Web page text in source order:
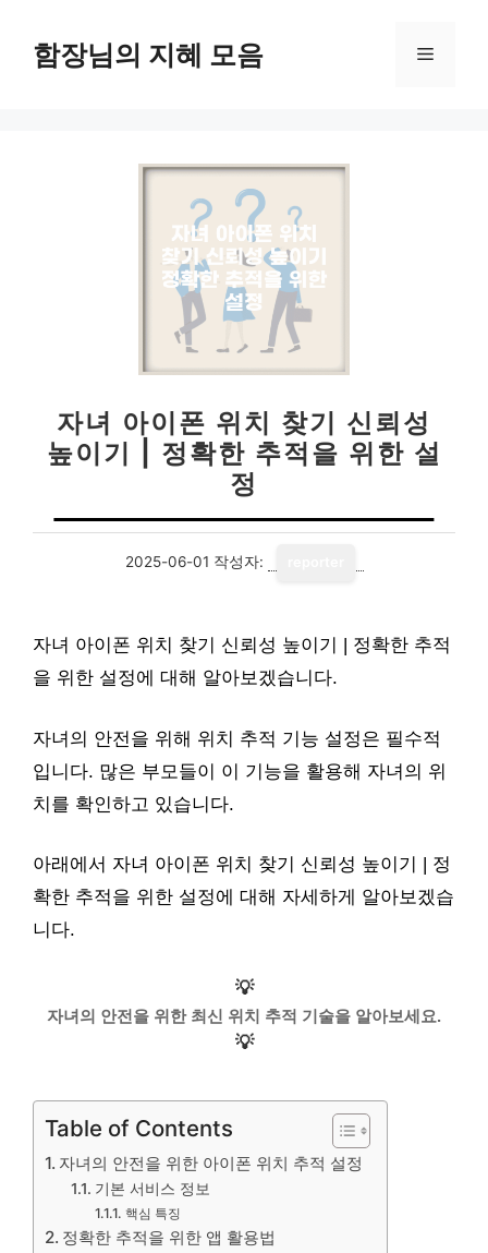
함장님의 지혜 모음 메
자녀 아이폰 위치 찾기 신뢰성
높이기 | 정확한 추적을 위한 설
정
2025-06-01 작성자:
자녀 아이폰 위치 찾기 신뢰성 높이기 | 정확한 추적
을 위한 설정에 대해 알아보겠습니다.
자녀의 안전을 위해 위치 추적 기능 설정은 필수적
입니다. 많은 부모들이 이 기능을 활용해 자녀의 위
치를 확인하고 있습니다.
아래에서 자녀 아이폰 위치 찾기 신뢰성 높이기 | 정
확한 추적을 위한 설정에 대해 자세하게 알아보겠습
니다.
💡
자녀의 안전을 위한 최신 위치 추적 기술을 알아보세요.
💡
Table of Contents
자녀의 안전을 위한 아이폰 위치 추적 설정
기본 서비스 정보
핵심 특징
정확한 추적을 위한 앱 활용법